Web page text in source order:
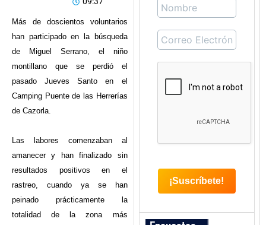
Más de doscientos voluntarios
han participado en la búsqueda
de Miguel Serrano, el niño
montillano que se perdió el
pasado Jueves Santo en el
Camping Puente de las Herrerías
de Cazorla.
Las labores comenzaban al
amanecer y han finalizado sin
resultados positivos en el
rastreo, cuando ya se han
peinado prácticamente la
totalidad de la zona más